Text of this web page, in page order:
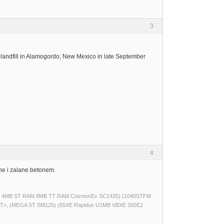
3
in Alamogordo, New Mexico in late September
4
i zalane betonem.
ST RAM 8MB TT RAM CosmosEx SC1435) (1040STFM
(MEGA ST SM125) (65XE Rapidus U1MB VBXE SIDE2